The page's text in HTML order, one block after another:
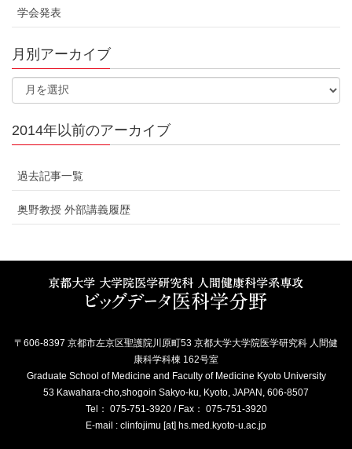
学会発表
月別アーカイブ
2014年以前のアーカイブ
過去記事一覧
奥野教授 外部講義履歴
〒606-8397 京都市左京区聖護院川原町53 京都大学大学院医学研究科 人間健
康科学科棟 162号室
Graduate School of Medicine and Faculty of Medicine Kyoto University
53 Kawahara-cho,shogoin Sakyo-ku, Kyoto, JAPAN, 606-8507
Tel： 075-751-3920 / Fax： 075-751-3920
E-mail : clinfojimu [at] hs.med.kyoto-u.ac.jp